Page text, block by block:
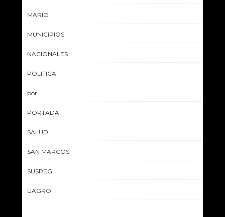
MARIO
MUNICIPIOS
NACIONALES
POLITICA
por
PORTADA
SALUD
SAN MARCOS
SUSPEG
UAGRO